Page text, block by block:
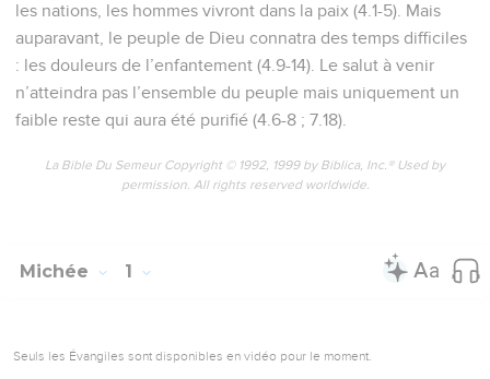
les nations, les hommes vivront dans la paix (4.1-5). Mais
auparavant, le peuple de Dieu connatra des temps difficiles
: les douleurs de l’enfantement (4.9-14). Le salut à venir
n’atteindra pas l’ensemble du peuple mais uniquement un
faible reste qui aura été purifié (4.6-8 ; 7.18).
La Bible Du Semeur Copyright © 1992, 1999 by Biblica, Inc.® Used by
permission. All rights reserved worldwide.
Michée 1
Seuls les Évangiles sont disponibles en vidéo pour le moment.